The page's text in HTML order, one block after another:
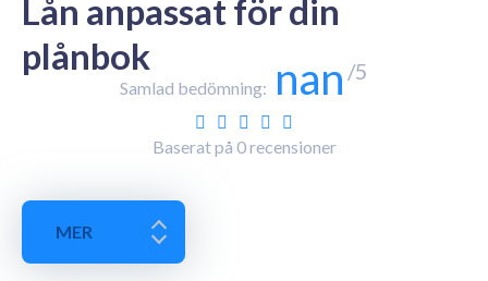
Lån anpassat för din
plånbok
Samlad bedömning: nan /5
Baserat på 0recensioner
MER